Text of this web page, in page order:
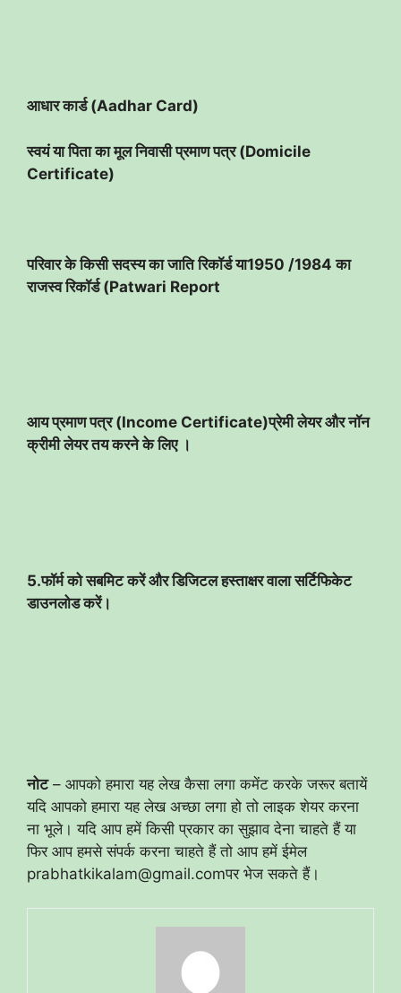
आधार कार्ड (Aadhar Card)
स्वयं या पिता का मूल निवासी प्रमाण पत्र (Domicile
Certificate)
परिवार के किसी सदस्य का जाति रिकॉर्ड या1950 /1984 का
राजस्व रिकॉर्ड (Patwari Report
आय प्रमाण पत्र (Income Certificate)प्रेमी लेयर और नॉन
क्रीमी लेयर तय करने के लिए ।
5.फॉर्म को सबमिट करें और डिजिटल हस्ताक्षर वाला सर्टिफिकेट
डाउनलोड करें।
नोट– आपको हमारा यह लेख कैसा लगा कमेंट करके जरूर बतायें
यदि आपको हमारा यह लेख अच्छा लगा हो तो लाइक शेयर करना
ना भूले। यदि आप हमें किसी प्रकार का सुझाव देना चाहते हैं या
फिर आप हमसे संपर्क करना चाहते हैं तो आप हमें ईमेल
prabhatkikalam@gmail.comपर भेज सकते हैं।